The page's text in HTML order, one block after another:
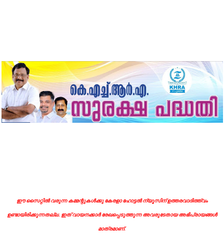
ഈ സൈറ്റിൽ വരുന്ന കമ്മന്റുകൾക്കു കേരളാ ഹോട്ടൽ ന്യൂസിന് ഉത്തരവാദിത്ത്വം
ഉണ്ടായിരിക്കുന്നതല്ല. ഇത് വായനക്കാർ രേഖപ്പെടുത്തുന്ന അവരുടേതായ അഭിപ്രായങ്ങൾ
മാത്രമാണ്.